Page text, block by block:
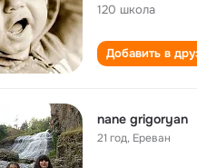
120 школа
Добавить в
nane grigoryan
21 год, Ереван